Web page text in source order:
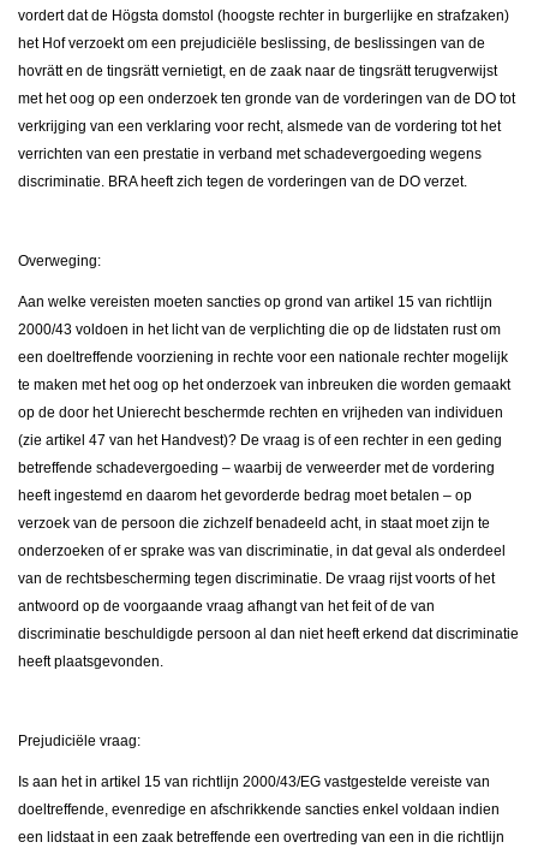
vordert dat de Högsta domstol (hoogste rechter in burgerlijke en strafzaken)
het Hof verzoekt om een prejudiciële beslissing, de beslissingen van de
hovrätt en de tingsrätt vernietigt, en de zaak naar de tingsrätt terugverwijst
met het oog op een onderzoek ten gronde van de vorderingen van de DO tot
verkrijging van een verklaring voor recht, alsmede van de vordering tot het
verrichten van een prestatie in verband met schadevergoeding wegens
discriminatie. BRA heeft zich tegen de vorderingen van de DO verzet.
Overweging:
Aan welke vereisten moeten sancties op grond van artikel 15 van richtlijn
2000/43 voldoen in het licht van de verplichting die op de lidstaten rust om
een doeltreffende voorziening in rechte voor een nationale rechter mogelijk
te maken met het oog op het onderzoek van inbreuken die worden gemaakt
op de door het Unierecht beschermde rechten en vrijheden van individuen
(zie artikel 47 van het Handvest)? De vraag is of een rechter in een geding
betreffende schadevergoeding – waarbij de verweerder met de vordering
heeft ingestemd en daarom het gevorderde bedrag moet betalen – op
verzoek van de persoon die zichzelf benadeeld acht, in staat moet zijn te
onderzoeken of er sprake was van discriminatie, in dat geval als onderdeel
van de rechtsbescherming tegen discriminatie. De vraag rijst voorts of het
antwoord op de voorgaande vraag afhangt van het feit of de van
discriminatie beschuldigde persoon al dan niet heeft erkend dat discriminatie
heeft plaatsgevonden.
Prejudiciële vraag:
Is aan het in artikel 15 van richtlijn 2000/43/EG vastgestelde vereiste van
doeltreffende, evenredige en afschrikkende sancties enkel voldaan indien
een lidstaat in een zaak betreffende een overtreding van een in die richtlijn